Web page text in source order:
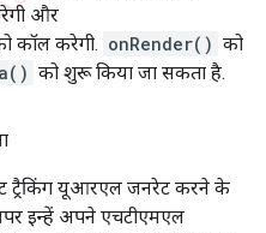
और
कॉल करेगी. onRender() को
को शुरू किया जा सकता है.
ट्रैकिंग यूआरएल जनरेट करने के
इन्हें अपने एचटीएमएल